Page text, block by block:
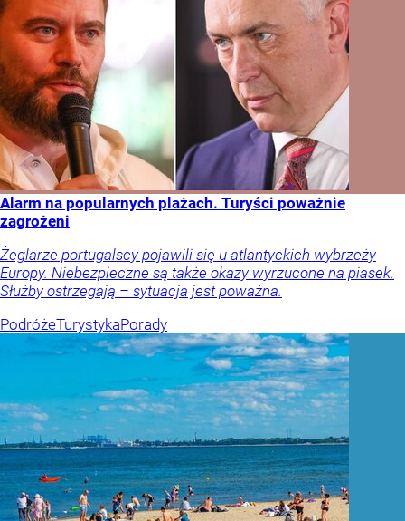
Alarm na popularnych plażach. Turyści poważnie
zagrożeni
Żeglarze portugalscy pojawili się u atlantyckich wybrzeży
Europy. Niebezpieczne są także okazy wyrzucone na piasek.
Służby ostrzegają – sytuacja jest poważna.
PodróżeTurystykaPorady